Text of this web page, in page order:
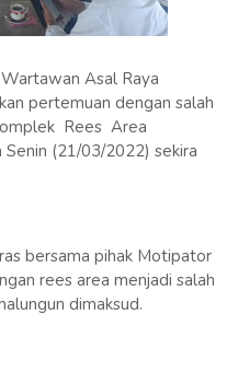
Asal Raya
pertemuan dengan salah
Rees Area
(21/03/2022) sekira
bersama pihak Motipator
rees area menjadi salah
dimaksud.